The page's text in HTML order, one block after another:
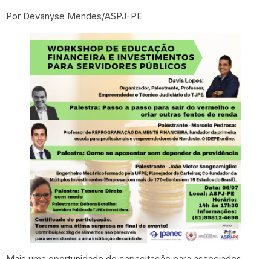
Por Devanyse Mendes/ASPJ-PE